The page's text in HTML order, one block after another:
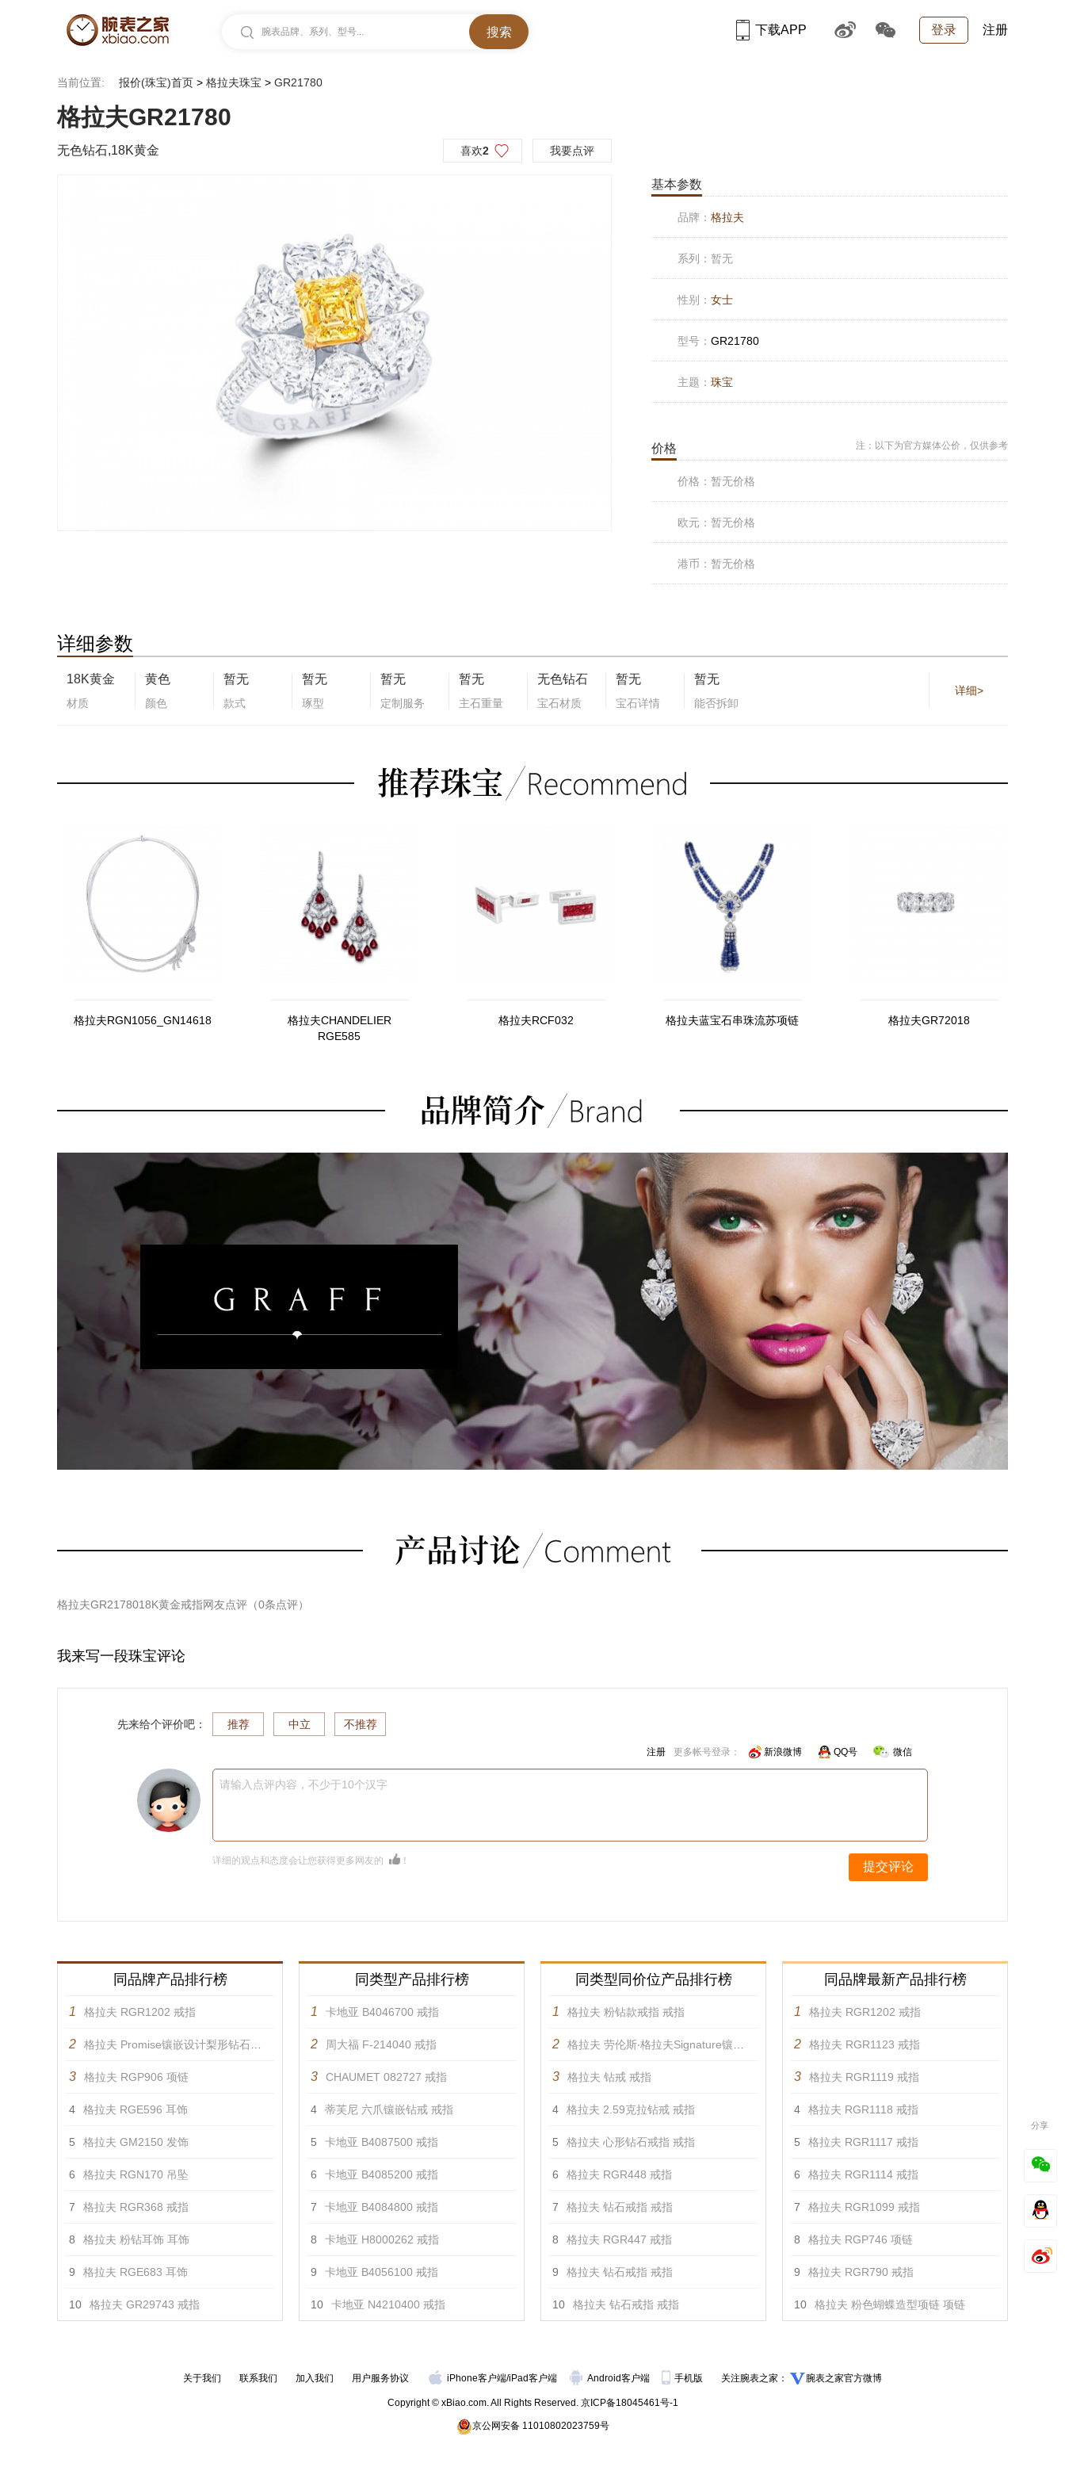
腕表品牌、系列、型号... 登录 注册
下载APP
当前位置: 报价(珠宝)首页 > 格拉夫珠宝 > GR21780
格拉夫GR21780
无色钻石,18K黄金 喜欢2 我要点评
基本参数
品牌： 格拉夫
系列： 暂无
性别： 女士
型号： GR21780
主题： 珠宝
价格 注：以下为官方媒体公价，仅供参考
价格： 暂无价格
欧元： 暂无价格
港币： 暂无价格
详细参数
18K黄金
材质
黄色
颜色
暂无
款式
暂无
琢型
暂无
定制服务
暂无
主石重量
无色钻石
宝石材质
暂无
宝石详情
暂无
能否拆卸
详细>
格拉夫RGN1056_GN14618
格拉夫CHANDELIER
RGE585
格拉夫RCF032 格拉夫蓝宝石串珠流苏项链 格拉夫GR72018
格拉夫GR2178018K黄金戒指网友点评（0条点评）
我来写一段珠宝评论
先来给个评价吧： 推荐 中立 不推荐
注册 更多帐号登录： 新浪微博 QQ号 微信
请输入点评内容，不少于10个汉字
详细的观点和态度会让您获得更多网友的 ！ 提交评论
同品牌产品排行榜
1 格拉夫 RGR1202 戒指
2 格拉夫 Promise镶嵌设计梨形钻石戒指 戒指
3 格拉夫 RGP906 项链
4 格拉夫 RGE596 耳饰
5 格拉夫 GM2150 发饰
6 格拉夫 RGN170 吊坠
7 格拉夫 RGR368 戒指
8 格拉夫 粉钻耳饰 耳饰
9 格拉夫 RGE683 耳饰
10 格拉夫 GR29743 戒指
同类型产品排行榜
1 卡地亚 B4046700 戒指
2 周大福 F-214040 戒指
3 CHAUMET 082727 戒指
4 蒂芙尼 六爪镶嵌钻戒 戒指
5 卡地亚 B4087500 戒指
6 卡地亚 B4085200 戒指
7 卡地亚 B4084800 戒指
8 卡地亚 H8000262 戒指
9 卡地亚 B4056100 戒指
10 卡地亚 N4210400 戒指
同类型同价位产品排行榜
1 格拉夫 粉钻款戒指 戒指
2 格拉夫 劳伦斯‧格拉夫Signature镶嵌设计 戒指
3 格拉夫 钻戒 戒指
4 格拉夫 2.59克拉钻戒 戒指
5 格拉夫 心形钻石戒指 戒指
6 格拉夫 RGR448 戒指
7 格拉夫 钻石戒指 戒指
8 格拉夫 RGR447 戒指
9 格拉夫 钻石戒指 戒指
10 格拉夫 钻石戒指 戒指
同品牌最新产品排行榜
1 格拉夫 RGR1202 戒指
2 格拉夫 RGR1123 戒指
3 格拉夫 RGR1119 戒指
4 格拉夫 RGR1118 戒指
5 格拉夫 RGR1117 戒指
6 格拉夫 RGR1114 戒指
7 格拉夫 RGR1099 戒指
8 格拉夫 RGP746 项链
9 格拉夫 RGR790 戒指
10 格拉夫 粉色蝴蝶造型项链 项链
关于我们 联系我们 加入我们 用户服务协议 iPhone客户端/iPad客户端 Android客户端 手机版 关注腕表之家： 腕表之家官方微博
Copyright © xBiao.com. All Rights Reserved. 京ICP备18045461号-1
京公网安备 11010802023759号
分享